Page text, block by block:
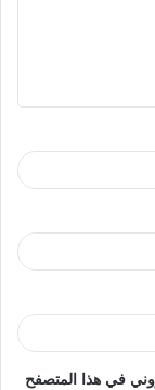
في هذا المتصفح